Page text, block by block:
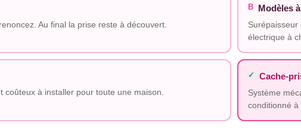
Au final la prise reste à découvert.
B Modèles
électrique à
coûteux à installer pour toute une maison.
✓ Cache-
Système
conditionné à